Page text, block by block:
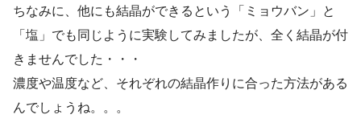
ちなみに、他にも結晶ができるという「ミョウバン」と
「塩」でも同じように実験してみましたが、全く結晶が付
きませんでした・・・
濃度や温度など、それぞれの結晶作りに合った方法がある
んでしょうね。。。